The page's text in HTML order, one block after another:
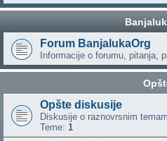
Forum BanjalukaOrg
Informacije o forumu, pitanja,
Opšte diskusije
Diskusije o raznovrsnim
Teme: 1